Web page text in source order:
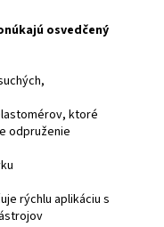
osvedčený
ktoré
odpruženie
rýchlu aplikáciu s